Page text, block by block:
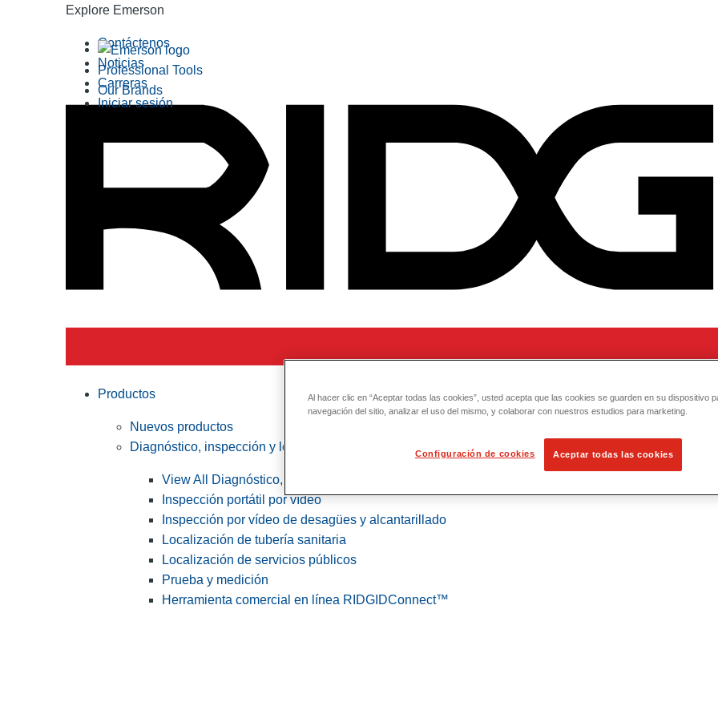
Explore Emerson
Professional Tools
Our Brands
Contáctenos
Noticias
Carreras
Iniciar sesión
Productos
Nuevos productos
Diagnóstico, inspección y localización
View All Diagnóstico, inspección y localización
Inspección portátil por vídeo
Inspección por vídeo de desagües y alcantarillado
Localización de tubería sanitaria
Localización de servicios públicos
Prueba y medición
Herramienta comercial en línea RIDGIDConnect™
Al hacer clic en “Aceptar todas las cookies”, usted acepta que las cookies se guarden en su dispositivo
navegación del sitio, analizar el uso del mismo, y colaborar con nuestros estudios para marketing.
Configuración de cookies Aceptar todas las cookies